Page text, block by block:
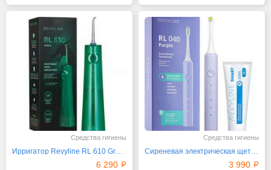
Средства гигиены
Ирригатор Revyline RL 610 Green Dragon
6 290
Средства гигиены
Сиреневая электрическая щетка Revyline RL 040
3 990